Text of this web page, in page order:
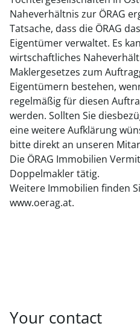
Naheverhältnis zur ÖRAG
Tatsache, dass die ÖRAG
Eigentümer verwaltet. Es
wirtschaftliches
Maklergesetzes zum
Eigentümern bestehen,
regelmäßig für diesen
werden. Sollten Sie
eine weitere Aufklärung
bitte direkt an unseren
Die ÖRAG Immobilien
Doppelmakler tätig.
Weitere Immobilien finden
www.oerag.at.
Your contact